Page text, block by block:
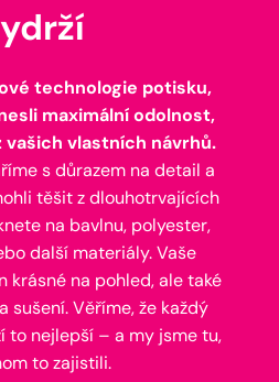
technologie potisku,
maximální odolnost,
vašich vlastních návrhů.
s důrazem na detail a
těšit z dlouhotrvajících
na bavlnu, polyester,
další materiály. Vaše
krásné na pohled, ale také
sušení. Věříme, že každý
to nejlepší – a my jsme tu,
to zajistili.